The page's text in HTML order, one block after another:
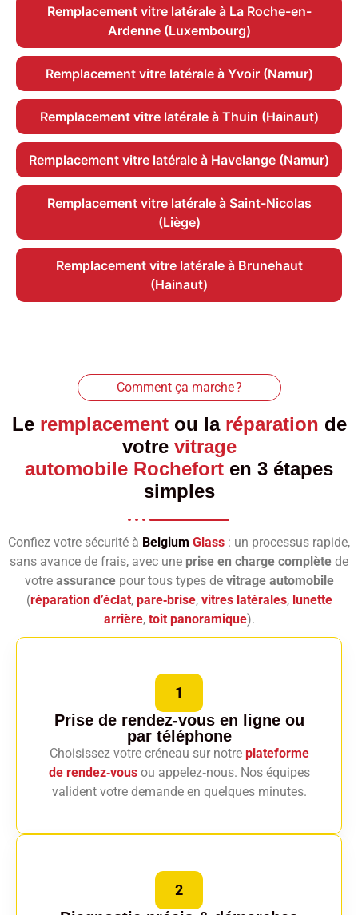
Remplacement vitre latérale à La Roche-en-
Ardenne (Luxembourg)
Remplacement vitre latérale à Yvoir (Namur)
Remplacement vitre latérale à Thuin (Hainaut)
Remplacement vitre latérale à Havelange (Namur)
Remplacement vitre latérale à Saint-Nicolas
(Liège)
Remplacement vitre latérale à Brunehaut
(Hainaut)
Comment ça marche ?
Le remplacementou la réparation de
votre vitrage
automobile Rochefort en 3 étapes
simples
Confiez votre sécurité à Belgium Glass : un processus rapide,
sans avance de frais, avec une prise en charge complète de
votre assurancepour tous types de vitrage automobile
(réparation d’éclat, pare‑brise, vitres latérales, lunette
arrière, toit panoramique).
1
Prise de rendez-vous en ligne ou
par téléphone
Choisissez votre créneau sur notre plateforme
de rendez‑vousou appelez‑nous. Nos équipes
valident votre demande en quelques minutes.
2